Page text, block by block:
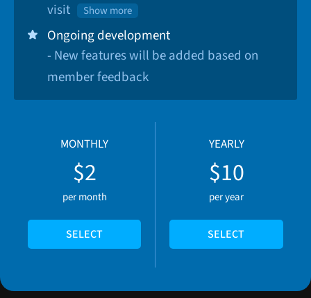
visit
Show more
Ongoing development
- New features will be added based on
member feedback
MONTHLY
$2
per month
SELECT
YEARLY
$10
per year
SELECT